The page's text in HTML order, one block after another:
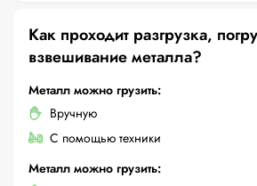
Как проходит разгрузка,
взвешивание металла?
Металл можно грузить:
Вручную
С помощью техники
Металл можно грузить: